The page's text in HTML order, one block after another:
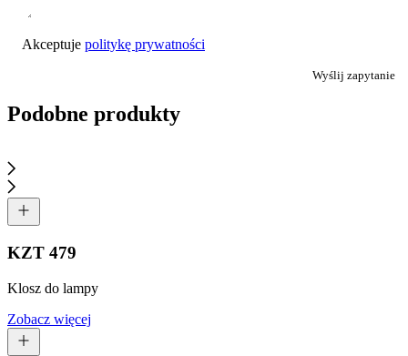
Akceptuje politykę prywatności
Wyślij zapytanie
Podobne produkty
KZT 479
Klosz do lampy
Zobacz więcej